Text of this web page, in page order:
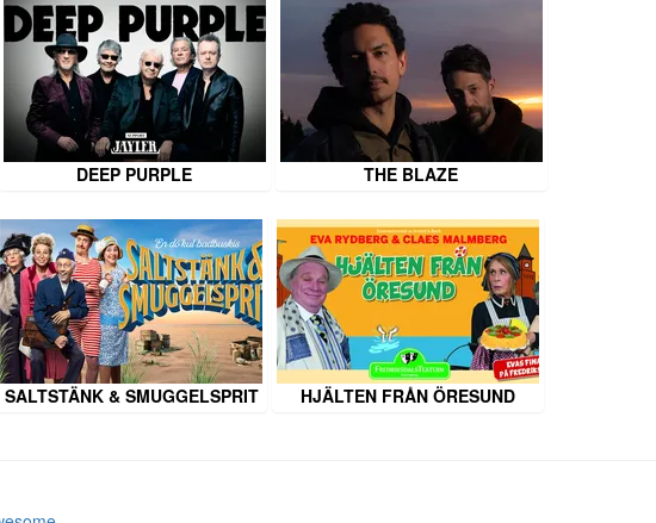
DEEP PURPLE THE BLAZE
SALTSTÄNK & SMUGGELSPRIT HJÄLTEN FRÅN ÖRESUND